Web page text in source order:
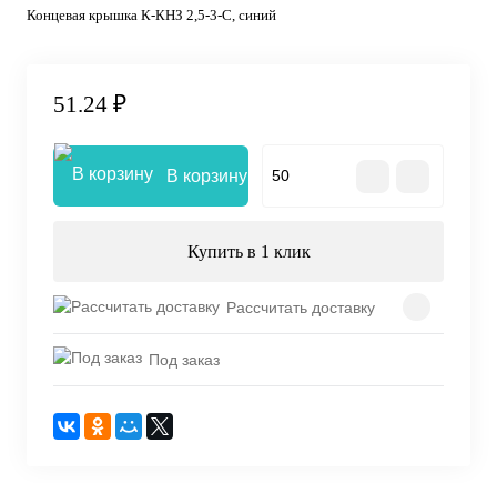
Концевая крышка К-КНЗ 2,5-3-С, синий
51.24 ₽
В корзину
Купить в 1 клик
Рассчитать доставку
Под заказ